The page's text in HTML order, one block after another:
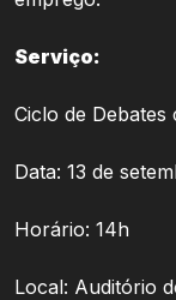
Serviço:
Ciclo de Debates
Data: 13 de
Horário: 14h
Local: Auditório